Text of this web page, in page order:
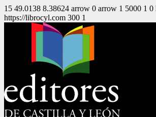
15 49.0138 8.38624 arrow 0 arrow 1 5000 1 0
https://librocyl.com 300 1